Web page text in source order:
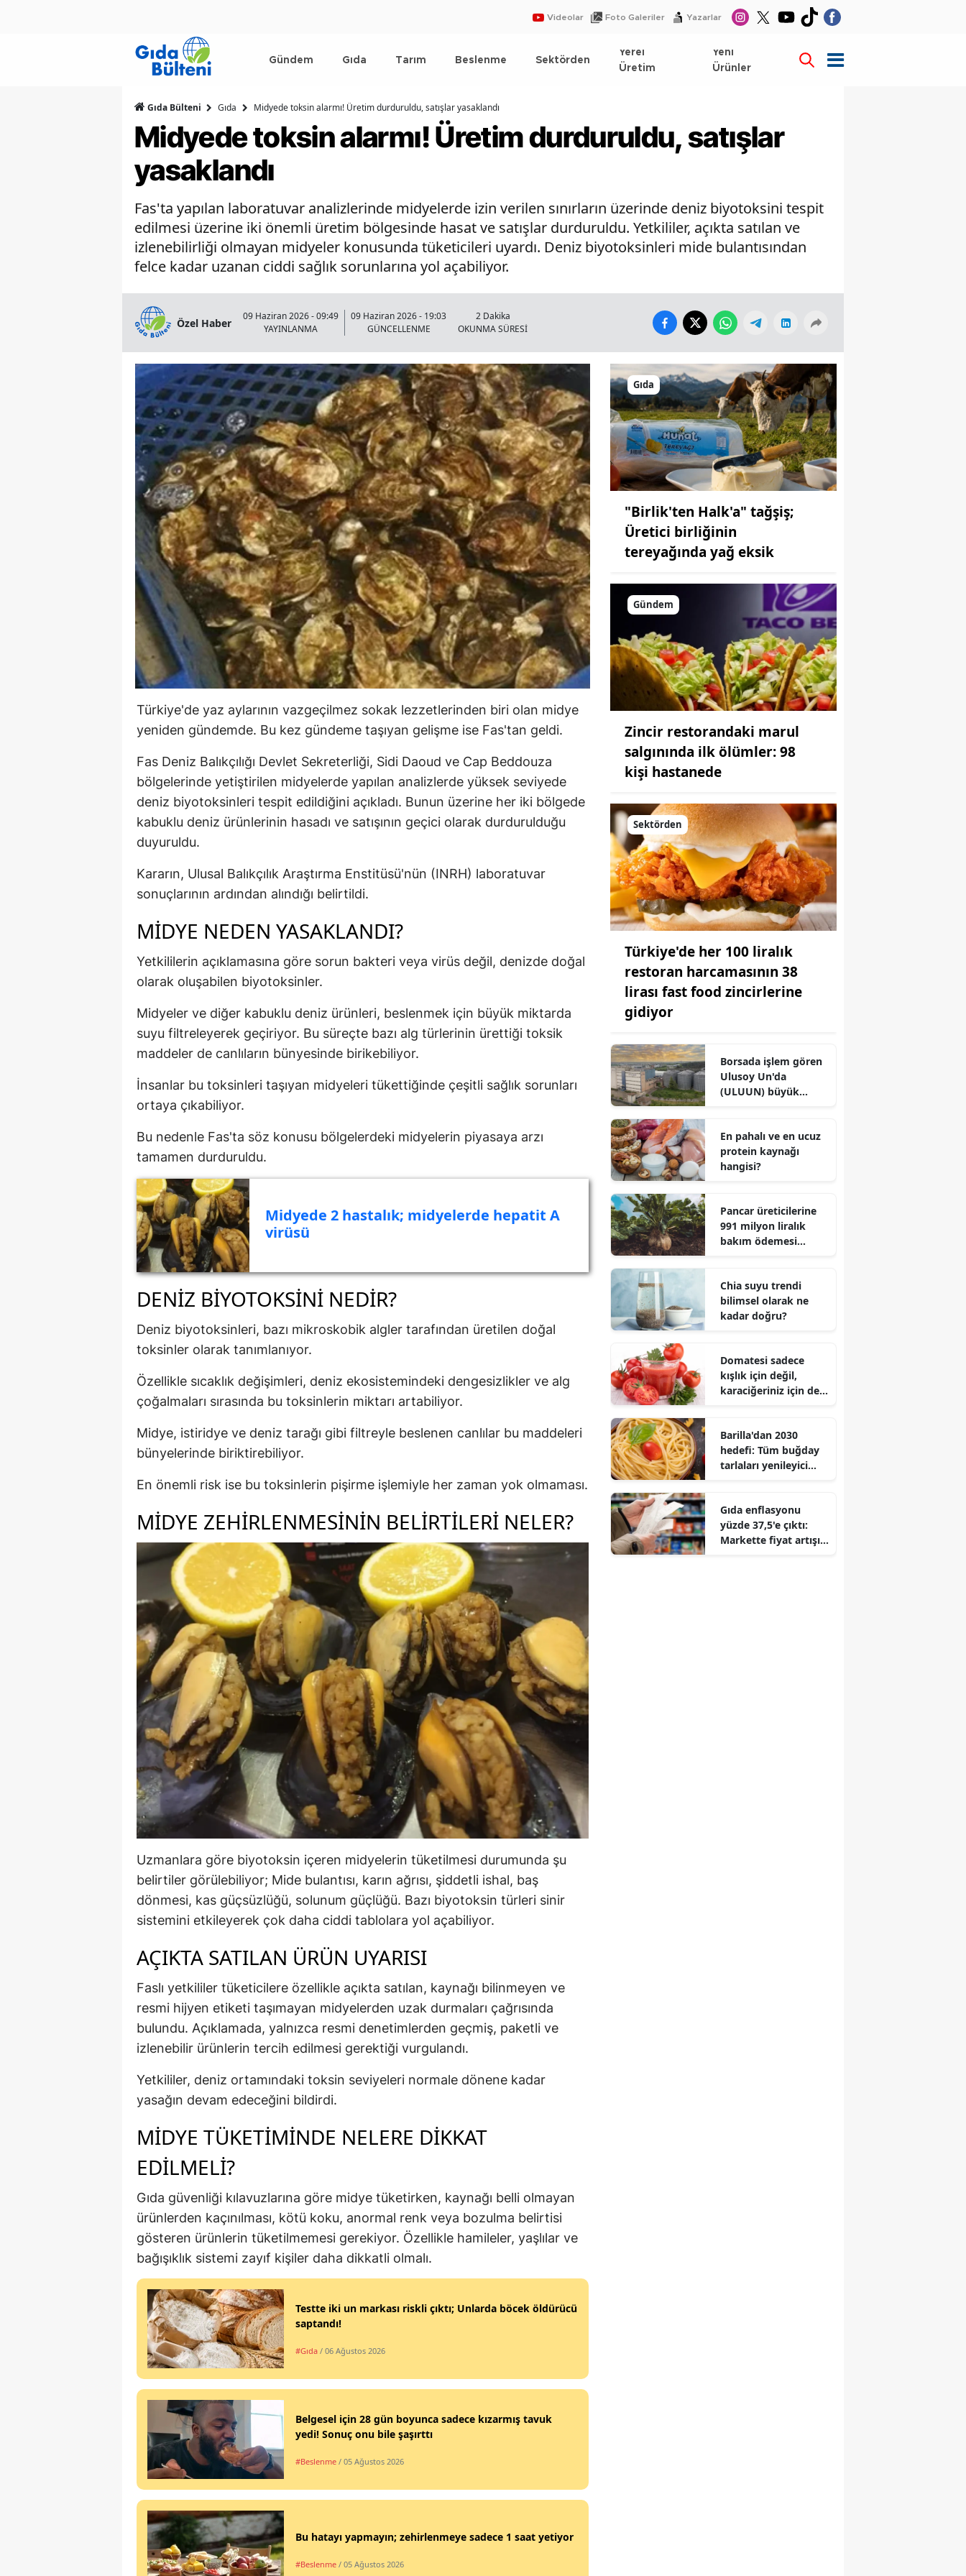
Videolar Foto Galeriler Yazarlar
Gündem Gıda Tarım Beslenme Sektörden
Yerel
Üretim
Yeni
Ürünler
Gıda Bülteni Gıda Midyede toksin alarmı! Üretim durduruldu, satışlar yasaklandı
Midyede toksin alarmı! Üretim durduruldu, satışlar
yasaklandı
Fas'ta yapılan laboratuvar analizlerinde midyelerde izin verilen sınırların üzerinde deniz biyotoksini tespit
edilmesi üzerine iki önemli üretim bölgesinde hasat ve satışlar durduruldu. Yetkililer, açıkta satılan ve
izlenebilirliği olmayan midyeler konusunda tüketicileri uyardı. Deniz biyotoksinleri mide bulantısından
felce kadar uzanan ciddi sağlık sorunlarına yol açabiliyor.
Özel Haber
09 Haziran 2026 - 09:49
YAYINLANMA
09 Haziran 2026 - 19:03
GÜNCELLENME
2 Dakika
OKUNMA SÜRESİ
Türkiye'de yaz aylarının vazgeçilmez sokak lezzetlerinden biri olan midye
yeniden gündemde. Bu kez gündeme taşıyan gelişme ise Fas'tan geldi.
Fas Deniz Balıkçılığı Devlet Sekreterliği, Sidi Daoud ve Cap Beddouza
bölgelerinde yetiştirilen midyelerde yapılan analizlerde yüksek seviyede
deniz biyotoksinleri tespit edildiğini açıkladı. Bunun üzerine her iki bölgede
kabuklu deniz ürünlerinin hasadı ve satışının geçici olarak durdurulduğu
duyuruldu.
Kararın, Ulusal Balıkçılık Araştırma Enstitüsü'nün (INRH) laboratuvar
sonuçlarının ardından alındığı belirtildi.
MIDYE NEDEN YASAKLANDI?
Yetkililerin açıklamasına göre sorun bakteri veya virüs değil, denizde doğal
olarak oluşabilen biyotoksinler.
Midyeler ve diğer kabuklu deniz ürünleri, beslenmek için büyük miktarda
suyu filtreleyerek geçiriyor. Bu süreçte bazı alg türlerinin ürettiği toksik
maddeler de canlıların bünyesinde birikebiliyor.
İnsanlar bu toksinleri taşıyan midyeleri tükettiğinde çeşitli sağlık sorunları
ortaya çıkabiliyor.
Bu nedenle Fas'ta söz konusu bölgelerdeki midyelerin piyasaya arzı
tamamen durduruldu.
Midyede 2 hastalık; midyelerde hepatit A
virüsü
DENIZ BIYOTOKSINI NEDIR?
Deniz biyotoksinleri, bazı mikroskobik algler tarafından üretilen doğal
toksinler olarak tanımlanıyor.
Özellikle sıcaklık değişimleri, deniz ekosistemindeki dengesizlikler ve alg
çoğalmaları sırasında bu toksinlerin miktarı artabiliyor.
Midye, istiridye ve deniz tarağı gibi filtreyle beslenen canlılar bu maddeleri
bünyelerinde biriktirebiliyor.
En önemli risk ise bu toksinlerin pişirme işlemiyle her zaman yok olmaması.
MIDYE ZEHIRLENMESININ BELIRTILERI NELER?
Uzmanlara göre biyotoksin içeren midyelerin tüketilmesi durumunda şu
belirtiler görülebiliyor; Mide bulantısı, karın ağrısı, şiddetli ishal, baş
dönmesi, kas güçsüzlüğü, solunum güçlüğü. Bazı biyotoksin türleri sinir
sistemini etkileyerek çok daha ciddi tablolara yol açabiliyor.
AÇIKTA SATILAN ÜRÜN UYARISI
Faslı yetkililer tüketicilere özellikle açıkta satılan, kaynağı bilinmeyen ve
resmi hijyen etiketi taşımayan midyelerden uzak durmaları çağrısında
bulundu. Açıklamada, yalnızca resmi denetimlerden geçmiş, paketli ve
izlenebilir ürünlerin tercih edilmesi gerektiği vurgulandı.
Yetkililer, deniz ortamındaki toksin seviyeleri normale dönene kadar
yasağın devam edeceğini bildirdi.
MIDYE TÜKETIMINDE NELERE DIKKAT
EDILMELI?
Gıda güvenliği kılavuzlarına göre midye tüketirken, kaynağı belli olmayan
ürünlerden kaçınılması, kötü koku, anormal renk veya bozulma belirtisi
gösteren ürünlerin tüketilmemesi gerekiyor. Özellikle hamileler, yaşlılar ve
bağışıklık sistemi zayıf kişiler daha dikkatli olmalı.
Testte iki un markası riskli çıktı; Unlarda böcek öldürücü
saptandı!
#Gıda / 06 Ağustos 2026
Belgesel için 28 gün boyunca sadece kızarmış tavuk
yedi! Sonuç onu bile şaşırttı
#Beslenme / 05 Ağustos 2026
Bu hatayı yapmayın; zehirlenmeye sadece 1 saat yetiyor
#Beslenme / 05 Ağustos 2026
Gıda
"Birlik'ten Halk'a" tağşiş;
Üretici birliğinin
tereyağında yağ eksik
Gündem
Zincir restorandaki marul
salgınında ilk ölümler: 98
kişi hastanede
Sektörden
Türkiye'de her 100 liralık
restoran harcamasının 38
lirası fast food zincirlerine
gidiyor
Borsada işlem gören
Ulusoy Un'da
(ULUUN) büyük
En pahalı ve en ucuz
protein kaynağı
hangisi?
Pancar üreticilerine
991 milyon liralık
bakım ödemesi
Chia suyu trendi
bilimsel olarak ne
kadar doğru?
Domatesi sadece
kışlık için değil,
karaciğeriniz için de
Barilla'dan 2030
hedefi: Tüm buğday
tarlaları yenileyici
Gıda enflasyonu
yüzde 37,5'e çıktı:
Markette fiyat artışı